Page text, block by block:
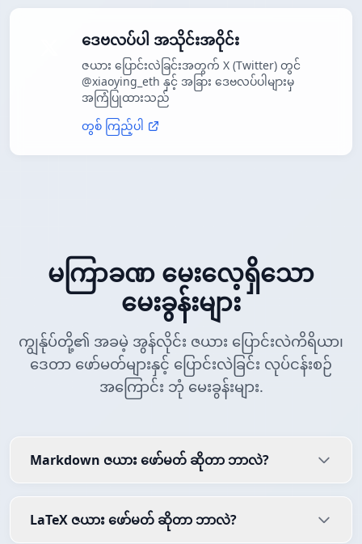
ဒေဗလပ်ပါ အသိုင်းအဝိုင်း
ဇယား ပြောင်းလဲခြင်းအတွက် X (Twitter) တွင်
@xiaoying_eth နှင့် အခြား ဒေဗလပ်ပါများမှ
အကြံပြုထားသည်
တွစ် ကြည့်ပါ
မကြာခဏ မေးလေ့ရှိသော
မေးခွန်းများ
ကျွန်ုပ်တို့၏ အခမဲ့ အွန်လိုင်း ဇယား ပြောင်းလဲကိရိယာ၊
ဒေတာ ဖော်မတ်များနှင့် ပြောင်းလဲခြင်း လုပ်ငန်းစဉ်
အကြောင်း ဘုံ မေးခွန်းများ.
Markdown ဇယား ဖော်မတ် ဆိုတာ ဘာလဲ?
LaTeX ဇယား ဖော်မတ် ဆိုတာ ဘာလဲ?